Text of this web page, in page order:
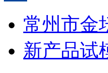
常州市金
新产品试